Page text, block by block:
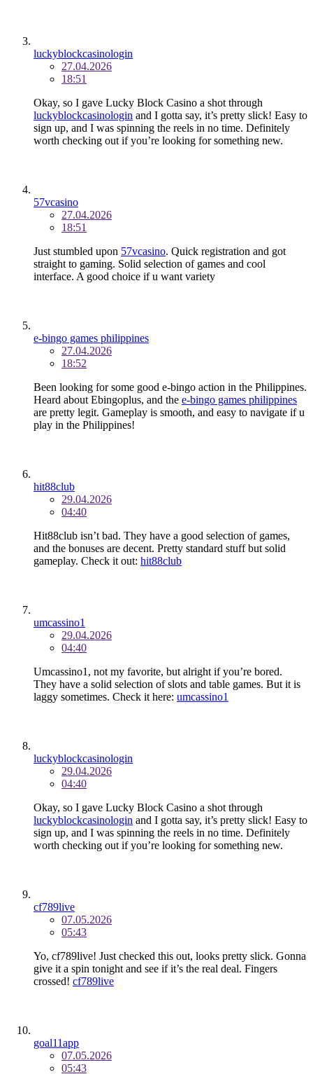
luckyblockcasinologin
27.04.2026
18:51
Okay, so I gave Lucky Block Casino a shot through
luckyblockcasinologin and I gotta say, it’s pretty slick! Easy to
sign up, and I was spinning the reels in no time. Definitely
worth checking out if you’re looking for something new.
57vcasino
27.04.2026
18:51
Just stumbled upon 57vcasino. Quick registration and got
straight to gaming. Solid selection of games and cool
interface. A good choice if u want variety
e-bingo games philippines
27.04.2026
18:52
Been looking for some good e-bingo action in the Philippines.
Heard about Ebingoplus, and the e-bingo games philippines
are pretty legit. Gameplay is smooth, and easy to navigate if u
play in the Philippines!
hit88club
29.04.2026
04:40
Hit88club isn’t bad. They have a good selection of games,
and the bonuses are decent. Pretty standard stuff but solid
gameplay. Check it out: hit88club
umcassino1
29.04.2026
04:40
Umcassino1, not my favorite, but alright if you’re bored.
They have a solid selection of slots and table games. But it is
laggy sometimes. Check it here: umcassino1
luckyblockcasinologin
29.04.2026
04:40
Okay, so I gave Lucky Block Casino a shot through
luckyblockcasinologin and I gotta say, it’s pretty slick! Easy to
sign up, and I was spinning the reels in no time. Definitely
worth checking out if you’re looking for something new.
cf789live
07.05.2026
05:43
Yo, cf789live! Just checked this out, looks pretty slick. Gonna
give it a spin tonight and see if it’s the real deal. Fingers
crossed! cf789live
goal11app
07.05.2026
05:43